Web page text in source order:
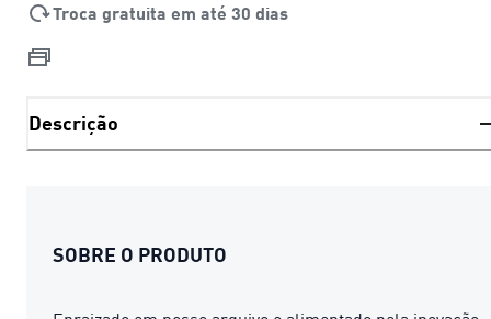
Troca gratuita em até 30 dias
Descrição
SOBRE O PRODUTO